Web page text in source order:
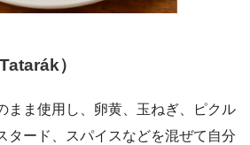
）
まま使用し、卵黄、玉ねぎ、ピクル
タード、スパイスなどを混ぜて自分